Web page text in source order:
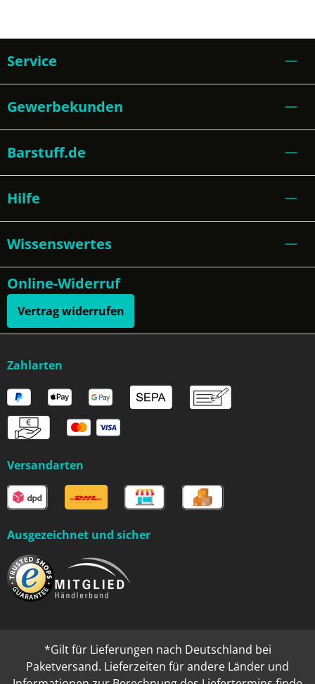
Service
Gewerbekunden
Barstuff.de
Hilfe
Wissenswertes
Online-Widerruf
Vertrag widerrufen
Zahlarten
Versandarten
Ausgezeichnet und sicher
*Gilt für Lieferungen nach Deutschland bei
Paketversand. Lieferzeiten für andere Länder und